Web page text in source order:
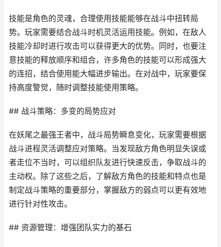
技能是角色的灵魂，合理使用技能能够在战斗中扭转局
势。玩家需要结合战斗时机灵活运用技能。例如，在敌人
技能冷却时进行攻击可以获得更大的优势。同时，也要注
意技能的释放顺序和组合，许多角色的技能可以形成强大
的连招，结合使用能大幅进步输出。在对战中，玩家要保
持高度警觉，随时调整技能使用策略。
## 战斗策略：多变的局势应对
在妖尾之最强王者中，战斗局势瞬息变化，玩家需要根据
战斗进程灵活调整应对策略。当发现敌方角色明显失误或
者走位不当时，可以组织队友进行快速反击，争取战斗的
主动权。除了这些之后，了解敌方角色的技能和特点也是
制定战斗策略的重要部分，掌握敌方的弱点可以更有效地
进行针对性攻击。
## 资源管理：增强团队实力的基石